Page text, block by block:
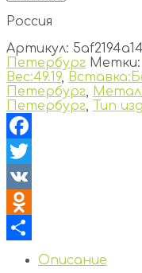
Россия
Артикул:
Петербург Метки:
Вес:49.19,
Петербург,
Петербург, Тип
Facebook
Twitter
VK
Odnoklassniki
Отправить
Описание